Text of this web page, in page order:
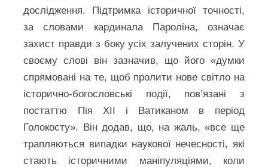
дослідження. Підтримка історичної точності,
за словами кардинала Пароліна, означає
захист правди з боку усіх залучених сторін. У
своєму слові він зазначив, що його «думки
спрямовані на те, щоб пролити нове світло на
історично-богословські події, пов’язані з
постаттю Пія XII і Ватиканом в період
Голокосту». Він додав, що, на жаль, «все ще
трапляються випадки наукової нечесності, які
стають історичними маніпуляціями, коли